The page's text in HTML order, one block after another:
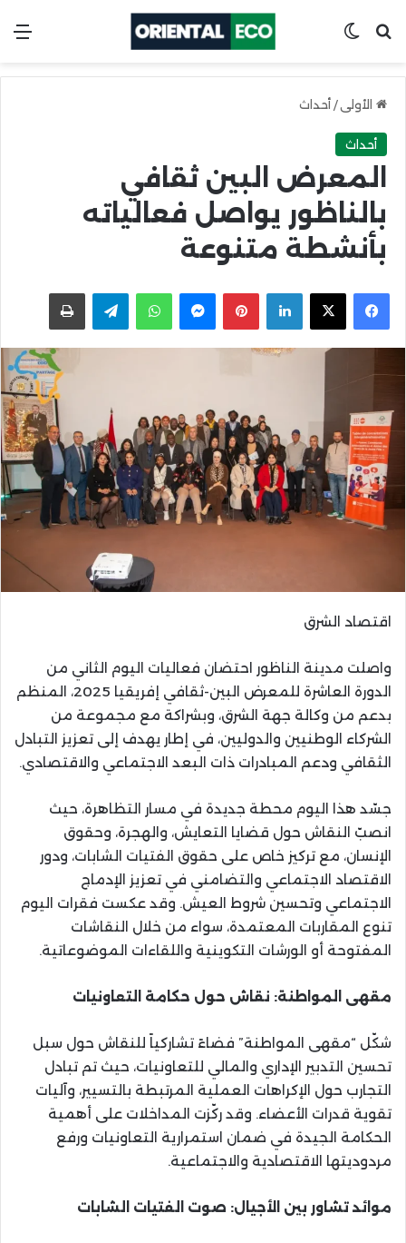
ابحث عنSwitch skin
الأولى / أحداث
أحداث
المعرض البين ثقافي
بالناظور يواصل فعالياته
بأنشطة متنوعة
Facebook
X
LinkedIn
Pinterest
Messenger
WhatsApp
Telegramاطبعها
اقتصاد الشرق
واصلت مدينة الناظور احتضان فعاليات اليوم الثاني من
الدورة العاشرة للمعرض البين-ثقافي إفريقيا 2025، المنظم
بدعم من وكالة جهة الشرق، وبشراكة مع مجموعة من
الشركاء الوطنيين والدوليين، في إطار يهدف إلى تعزيز التبادل
الثقافي ودعم المبادرات ذات البعد الاجتماعي والاقتصادي.
جسّد هذا اليوم محطة جديدة في مسار التظاهرة، حيث
انصبّ النقاش حول قضايا التعايش، والهجرة، وحقوق
الإنسان، مع تركيز خاص على حقوق الفتيات الشابات، ودور
الاقتصاد الاجتماعي والتضامني في تعزيز الإدماج
الاجتماعي وتحسين شروط العيش. وقد عكست فقرات اليوم
تنوع المقاربات المعتمدة، سواء من خلال النقاشات
المفتوحة أو الورشات التكوينية واللقاءات الموضوعاتية.
مقهى المواطنة: نقاش حول حكامة التعاونيات
شكّل “مقهى المواطنة” فضاءً تشاركياً للنقاش حول سبل
تحسين التدبير الإداري والمالي للتعاونيات، حيث تم تبادل
التجارب حول الإكراهات العملية المرتبطة بالتسيير، وآليات
تقوية قدرات الأعضاء. وقد ركّزت المداخلات على أهمية
الحكامة الجيدة في ضمان استمرارية التعاونيات ورفع
مردوديتها الاقتصادية والاجتماعية.
موائد تشاور بين الأجيال: صوت الفتيات الشابات